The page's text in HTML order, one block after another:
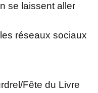
se laissent aller
réseaux sociaux
Fête du Livre